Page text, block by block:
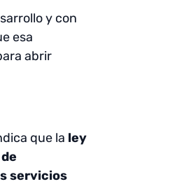
y con
esa
abrir
que la ley
servicios